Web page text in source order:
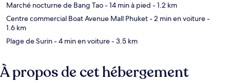
Marché nocturne de Bang Tao- 14 min à pied - 1.2 km
Centre commercial Boat Avenue Mall Phuket- 2 min en voiture-
1.6 km
Plage de Surin- 4 min en voiture- 3.5 km
À propos de cet hébergement